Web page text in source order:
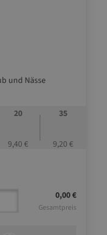
und Nässe
20
9,40 €
35
9,20 €
0,00 €
Gesamtpreis